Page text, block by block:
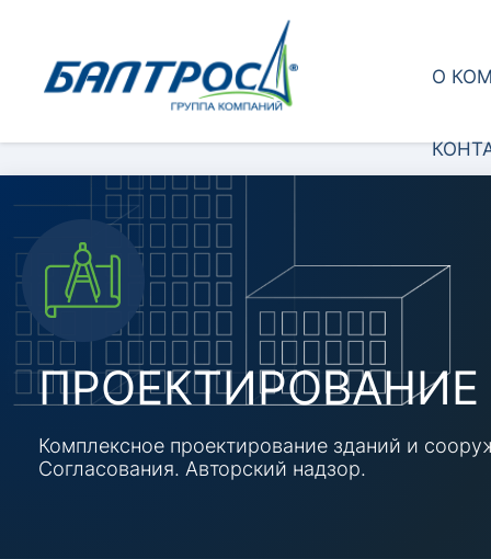
О
ПРОЕКТИРОВАНИЕ
Комплексное проектирование зданий и
Согласования. Авторский надзор.